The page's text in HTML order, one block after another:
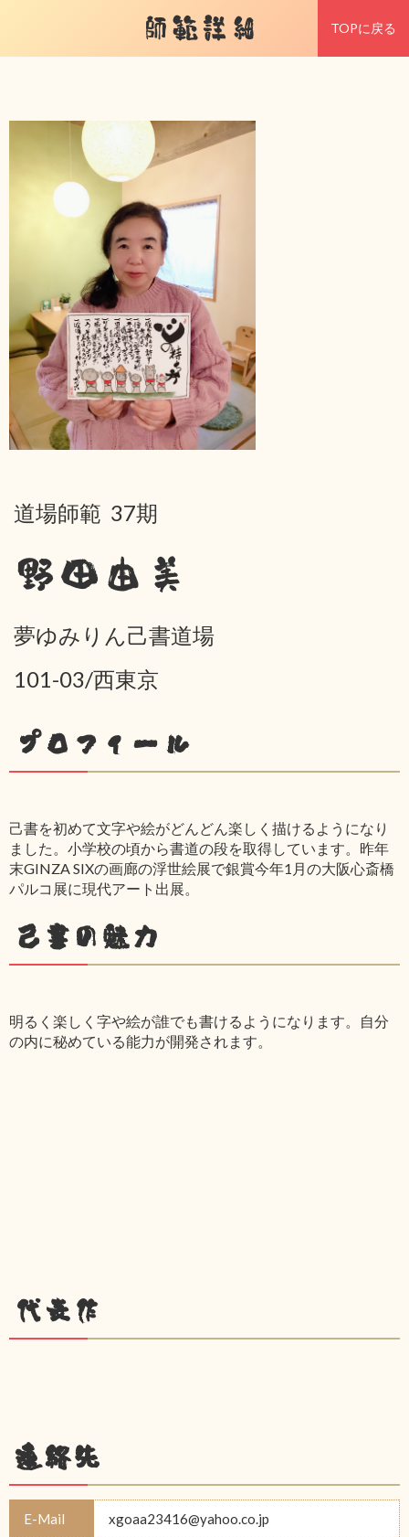
師範詳細 TOPに戻る
道場師範 37期
野田由美
夢ゆみりん己書道場
101-03/西東京
プロフィール
己書を初めて文字や絵がどんどん楽しく描けるようになり
ました。小学校の頃から書道の段を取得しています。昨年
末GINZA SIXの画廊の浮世絵展で銀賞今年1月の大阪心斎橋
パルコ展に現代アート出展。
己書の魅力
明るく楽しく字や絵が誰でも書けるようになります。自分
の内に秘めている能力が開発されます。
代表作
連絡先
E-Mail xgoaa23416@yahoo.co.jp